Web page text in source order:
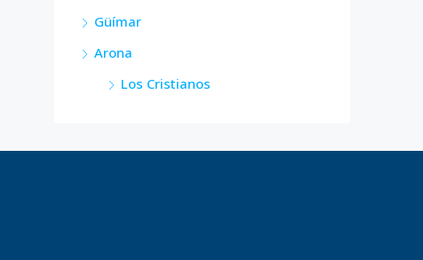
Güímar
Arona
Los Cristianos